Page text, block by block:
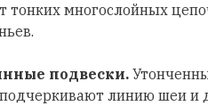
тонких многослойных
подвески.
линию шеи и